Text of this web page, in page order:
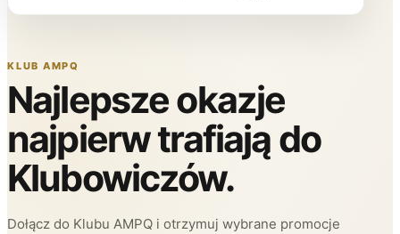
KLUB AMPQ
Najlepsze okazje
najpierw trafiają do
Klubowiczów.
Dołącz do Klubu AMPQ i otrzymuj wybrane promocje